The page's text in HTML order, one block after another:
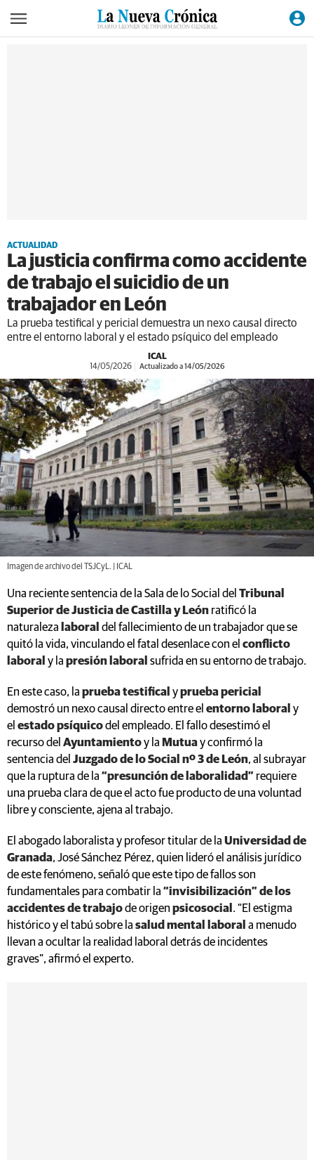
ACTUALIDAD
La justicia confirma como accidente
de trabajo el suicidio de un
trabajador en León
La prueba testifical y pericial demuestra un nexo causal directo
entre el entorno laboral y el estado psíquico del empleado
ICAL
14/05/2026 Actualizado a 14/05/2026
Imagen de archivo del TSJCyL. | ICAL
Una reciente sentencia de la Sala de lo Social del Tribunal
Superior de Justicia de Castilla y León ratificó la
naturaleza laboral del fallecimiento de un trabajador que se
quitó la vida, vinculando el fatal desenlace con el conflicto
laboral y la presión laboral sufrida en su entorno de trabajo.
En este caso, la prueba testifical yprueba pericial
demostró un nexo causal directo entre el entorno laboral y
el estado psíquicodel empleado. El fallo desestimó el
recurso del Ayuntamientoy la Mutuay confirmó la
sentencia del Juzgado de lo Social nº 3 de León, al subrayar
que la ruptura de la “presunción de laboralidad” requiere
una prueba clara de que el acto fue producto de una voluntad
libre y consciente, ajena al trabajo.
El abogado laboralista y profesor titular de la Universidad de
Granada, José Sánchez Pérez, quien lideró el análisis jurídico
de este fenómeno, señaló que este tipo de fallos son
fundamentales para combatir la “invisibilización” de los
accidentes de trabajode origen psicosocial . “El estigma
histórico y el tabú sobre la salud mental laboral a menudo
llevan a ocultar la realidad laboral detrás de incidentes
graves”, afirmó el experto.